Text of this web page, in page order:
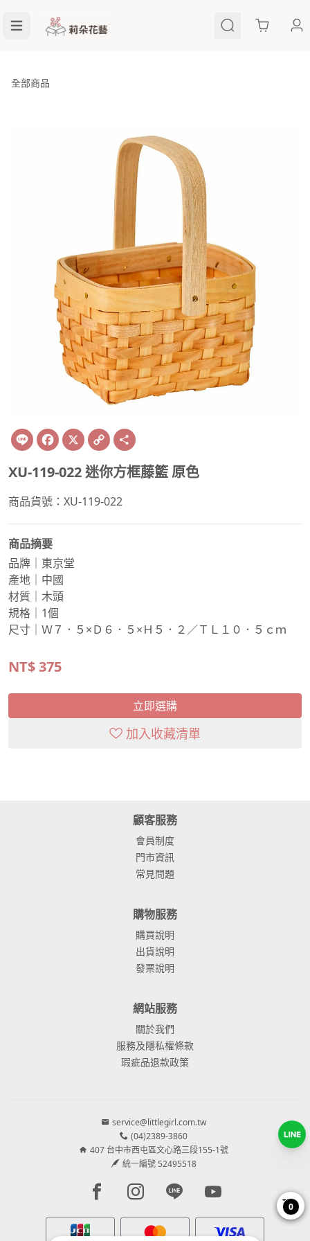
Cart
全部商品
Line Facebook
X Copy
Link
XU-119-022 迷你方框藤籃 原色
商品貨號：XU-119-022
商品摘要
品牌｜東京堂
產地｜中國
材質｜木頭
規格｜1個
尺寸｜Ｗ７．５×Ｄ６．５×Ｈ５．２／ＴＬ１０．５ｃｍ
NT$375
立即選購
加入收藏清單
顧客服務
會員制度
門市資訊
常見問題
購物服務
購買說明
出貨說明
發票說明
網站服務
關於我們
服務及隱私權條款
瑕疵品退款政策
service@littlegirl.com.tw
(04)2389-3860
407 台中市西屯區文心路三段155-1號
統一編號 52495518
Facebook page
Instagram page
Line pageYoutube page
0